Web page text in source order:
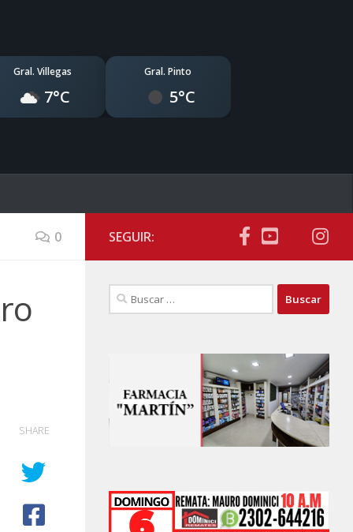
Gral. Villegas
7°C
Gral. Pinto
5°C
0
SHARE
SEGUIR:
Buscar: